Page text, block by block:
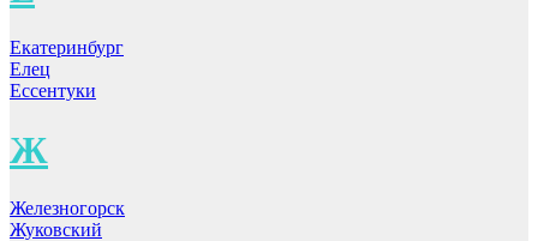
Екатеринбург
Елец
Ессентуки
Ж
Железногорск
Жуковский